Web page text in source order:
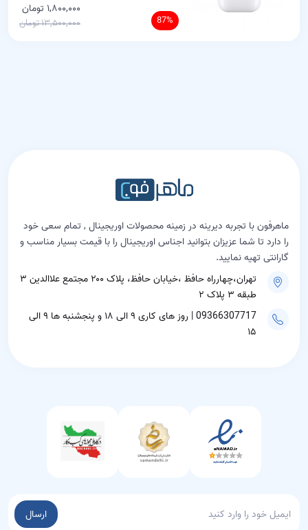
۱,۸۰۰,۰۰۰ تومان
۱۳,۵۰۰,۰۰۰ تومان 87%
ماهرفون با تجربه دیرینه در زمینه محصولات اوریجینال , تمام سعی خود
را دارد تا شما عزیزان بتوانید اجناس اوریجینال را با قیمت بسیار مناسب و
گارانتی تهیه نمایید.
تهران،چهارراه حافظ ،خیابان حافظ، پلاک ۲۰۰ مجتمع علاالدین ۳
طبقه ۳ پلاک ۲
09366307717 | روز های کاری ۹ الی ۱۸ و پنجشنبه ها ۹ الی
۱۵
ارسال